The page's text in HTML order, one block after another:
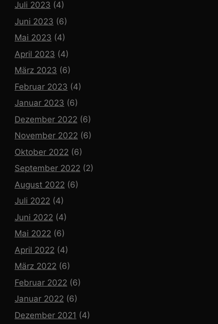
Juli 2023 (4)
Juni 2023 (6)
Mai 2023 (4)
April 2023 (4)
März 2023 (6)
Februar 2023 (4)
Januar 2023 (6)
Dezember 2022 (6)
November 2022 (6)
Oktober 2022 (6)
September 2022 (2)
August 2022 (6)
Juli 2022 (4)
Juni 2022 (4)
Mai 2022 (6)
April 2022 (4)
März 2022 (6)
Februar 2022 (6)
Januar 2022 (6)
Dezember 2021 (4)